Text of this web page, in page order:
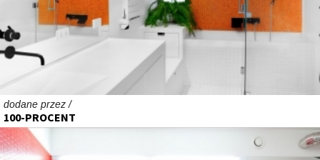
dodane przez /
100-PROCENT